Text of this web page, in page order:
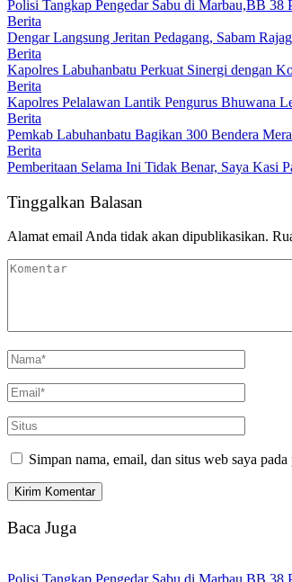
Polisi Tangkap Pengedar Sabu di Marbau,BB 38
Berita
Dengar Langsung Jeritan Pedagang, Sabam
Berita
Kapolres Labuhanbatu Perkuat Sinergi dengan
Berita
Kapolres Pelalawan Lantik Pengurus Bhuwana
Berita
Pemkab Labuhanbatu Bagikan 300 Bendera
Berita
Pemberitaan Selama Ini Tidak Benar, Saya Kasi
Tinggalkan Balasan
Alamat email Anda tidak akan dipublikasikan.
Simpan nama, email, dan situs web saya
Baca Juga
Polisi Tangkap Pengedar Sabu di Marbau,BB 38